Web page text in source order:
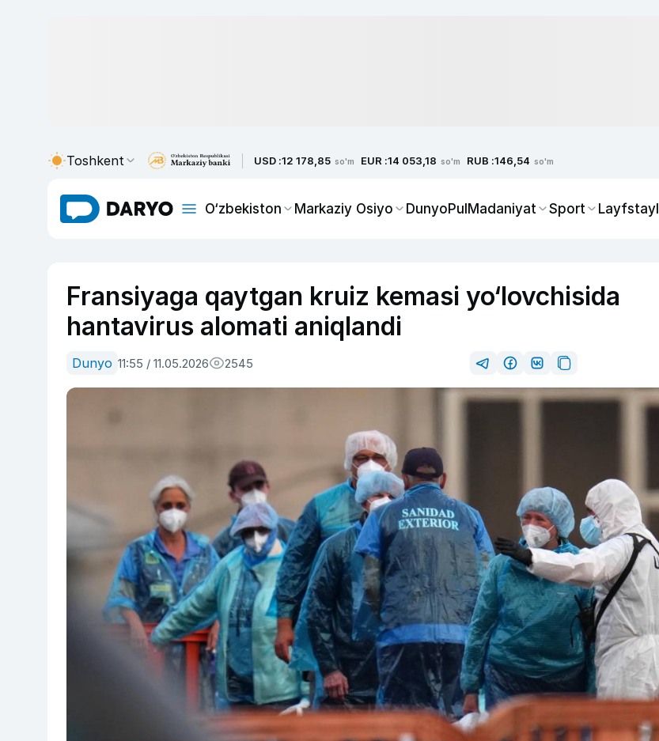
Toshkent USD :12 178,85 so'm EUR :14 053,18 so'm RUB :146,54 so'm
O‘zbekiston Markaziy Osiyo DunyoPulMadaniyat Sport Layfstayl
Fransiyaga qaytgan kruiz kemasi yo‘lovchisida
hantavirus alomati aniqlandi
Dunyo 11:55 / 11.05.2026 2545